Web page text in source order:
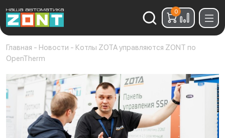
Найти:
0
Главная - Новости - Котлы ZOTA управляются ZONT по
OpenTherm